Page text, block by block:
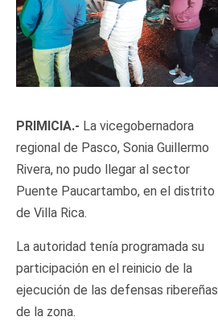
PRIMICIA.- La vicegobernadora
regional de Pasco, Sonia Guillermo
Rivera, no pudo llegar al sector
Puente Paucartambo, en el distrito
de Villa Rica.
La autoridad tenía programada su
participación en el reinicio de la
ejecución de las defensas ribereñas
de la zona.